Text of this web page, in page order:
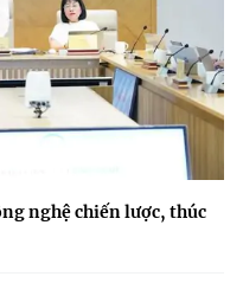
nghệ chiến lược, thúc